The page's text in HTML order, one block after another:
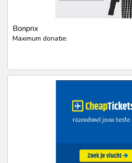
Bonprix
Maximum donatie: